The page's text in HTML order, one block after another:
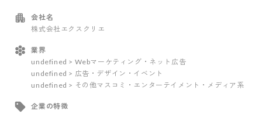
会社名
株式会社エクスクリエ
業界
undefined > Webマーケティング・ネット広告
undefined > 広告・デザイン・イベント
undefined > その他マスコミ・エンターテイメント・メディア系
企業の特徴